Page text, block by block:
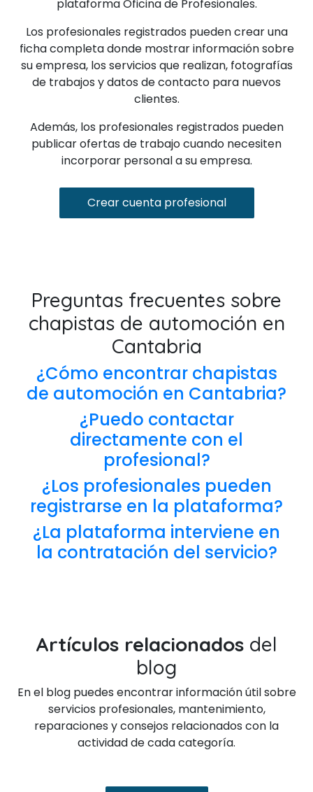
plataforma Oficina de Profesionales.
Los profesionales registrados pueden crear una
ficha completa donde mostrar información sobre
su empresa, los servicios que realizan, fotografías
de trabajos y datos de contacto para nuevos
clientes.
Además, los profesionales registrados pueden
publicar ofertas de trabajo cuando necesiten
incorporar personal a su empresa.
Crear cuenta profesional
Preguntas frecuentes sobre
chapistas de automoción en
Cantabria
¿Cómo encontrar chapistas
de automoción en Cantabria?
¿Puedo contactar
directamente con el
profesional?
¿Los profesionales pueden
registrarse en la plataforma?
¿La plataforma interviene en
la contratación del servicio?
Artículos relacionados del
blog
En el blog puedes encontrar información útil sobre
servicios profesionales, mantenimiento,
reparaciones y consejos relacionados con la
actividad de cada categoría.